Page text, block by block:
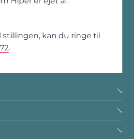
stillingen, kan du ringe til
.
tv-stik